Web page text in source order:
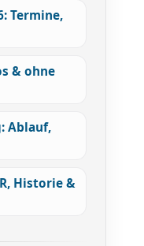
Termine,
& ohne
Ablauf,
Historie &